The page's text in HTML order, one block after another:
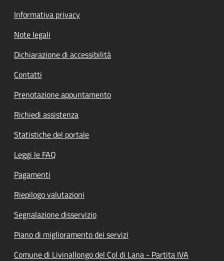
Informativa privacy
Note legali
Dichiarazione di accessibilità
Contatti
Prenotazione appuntamento
Richiedi assistenza
Statistiche del portale
Leggi le FAQ
Pagamenti
Riepilogo valutazioni
Segnalazione disservizio
Piano di miglioramento dei servizi
Comune di Livinallongo del Col di Lana - Partita IVA